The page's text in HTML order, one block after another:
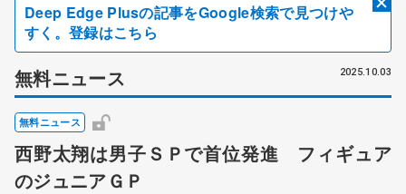
Deep Edge Plusの記事をGoogle検索で見つけや
すく。登録はこちら
無料ニュース 2025.10.03
無料ニュース
西野太翔は男子ＳＰで首位発進 フィギュア
のジュニアＧＰ